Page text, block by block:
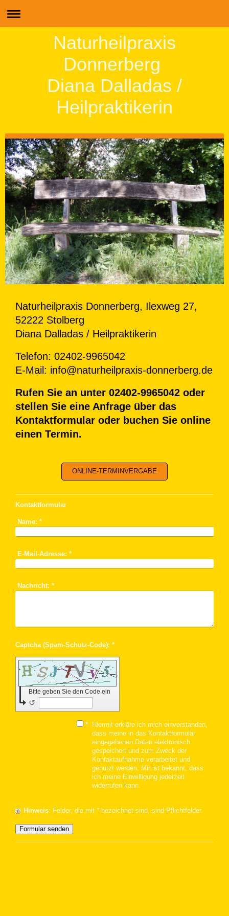
Naturheilpraxis
Donnerberg
Diana Dalladas /
Heilpraktikerin
Naturheilpraxis Donnerberg, Ilexweg 27,
52222 Stolberg
Diana Dalladas / Heilpraktikerin
Telefon: 02402-9965042
E-Mail: info@naturheilpraxis-donnerberg.de
Rufen Sie an unter 02402-9965042 oder
stellen Sie eine Anfrage über das
Kontaktformular oder buchen Sie online
einen Termin.
ONLINE-TERMINVERGABE
Kontaktformular
Name: *
E-Mail-Adresse: *
Nachricht: *
Captcha (Spam-Schutz-Code): *
Bitte geben Sie den Code ein
↺
*
Hiermit erkläre ich mich einverstanden,
dass meine in das Kontaktformular
eingegebenen Daten elektronisch
gespeichert und zum Zweck der
Kontaktaufnahme verarbeitet und
genutzt werden. Mir ist bekannt, dass
ich meine Einwilligung jederzeit
widerrufen kann.
Hinweis : Felder, die mit *bezeichnet sind, sind Pflichtfelder.